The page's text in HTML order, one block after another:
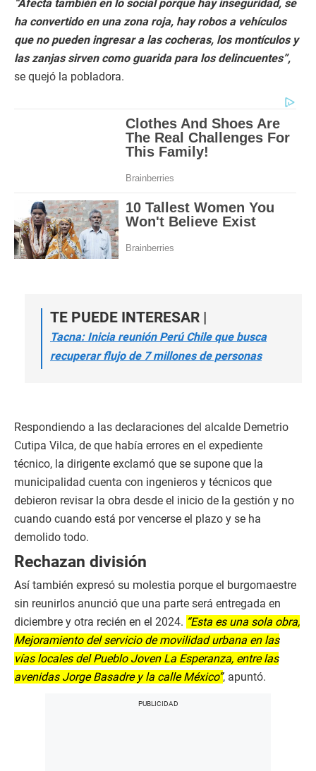
“Afecta también en lo social porque hay inseguridad, se
ha convertido en una zona roja, hay robos a vehículos
que no pueden ingresar a las cocheras, los montículos y
las zanjas sirven como guarida para los delincuentes”,
se quejó la pobladora.
TE PUEDE INTERESAR |
Tacna: Inicia reunión Perú Chile que busca
recuperar flujo de 7 millones de personas
Respondiendo a las declaraciones del alcalde Demetrio
Cutipa Vilca, de que había errores en el expediente
técnico, la dirigente exclamó que se supone que la
municipalidad cuenta con ingenieros y técnicos que
debieron revisar la obra desde el inicio de la gestión y no
cuando cuando está por vencerse el plazo y se ha
demolido todo.
Rechazan división
Así también expresó su molestia porque el burgomaestre
sin reunirlos anunció que una parte será entregada en
diciembre y otra recién en el 2024. “Esta es una sola obra,
Mejoramiento del servicio de movilidad urbana en las
vías locales del Pueblo Joven La Esperanza, entre las
avenidas Jorge Basadre y la calle México”, apuntó.